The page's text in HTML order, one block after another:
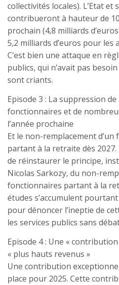
collectivités locales). L’Etat et
contribueront à hauteur de 10
prochain (4,8 milliards
5,2 milliards d’euros pour les
C’est bien une attaque en
publics, qui n’avait pas
sont criants.
Episode 3 : La suppression
fonctionnaires et de
l’année prochaine
Et le non-remplacement
partant à la retraite dès 2027.
de réinstaurer le principe,
Nicolas Sarkozy, du non-
fonctionnaires partant à la
études s’accumulent
pour dénoncer l’ineptie de
les services publics sans
Episode 4 : Une «
« plus hauts revenus »
Une contribution
place pour 2025. Cette